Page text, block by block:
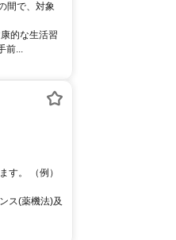
間で、対象
的な生活習
前...
す。 （例）
ス(薬機法)及